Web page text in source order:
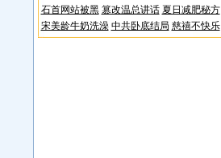
石首网站被黑 篡改温总讲话 夏日减肥秘方
宋美龄牛奶洗澡 中共卧底结局 慈禧不快乐